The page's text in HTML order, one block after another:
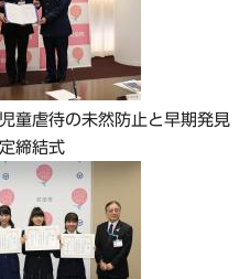
童虐待の未然防止と早期発見
締結式